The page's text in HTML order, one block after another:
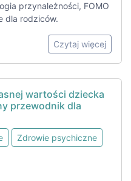
przynależności, FOMO
dla rodziców.
Czytaj więcej
wartości dziecka
przewodnik dla
Zdrowie psychiczne